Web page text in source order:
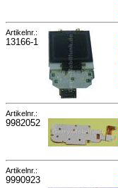
Artikelnr.:
13166-1
Artikelnr.:
9982052
Artikelnr.:
9990923